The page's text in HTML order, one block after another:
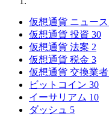
仮想通貨 ニュース
仮想通貨 投資 30
仮想通貨 法案 2
仮想通貨 税金 3
仮想通貨 交換業者
ビットコイン 30
イーサリアム 10
ダッシュ 5